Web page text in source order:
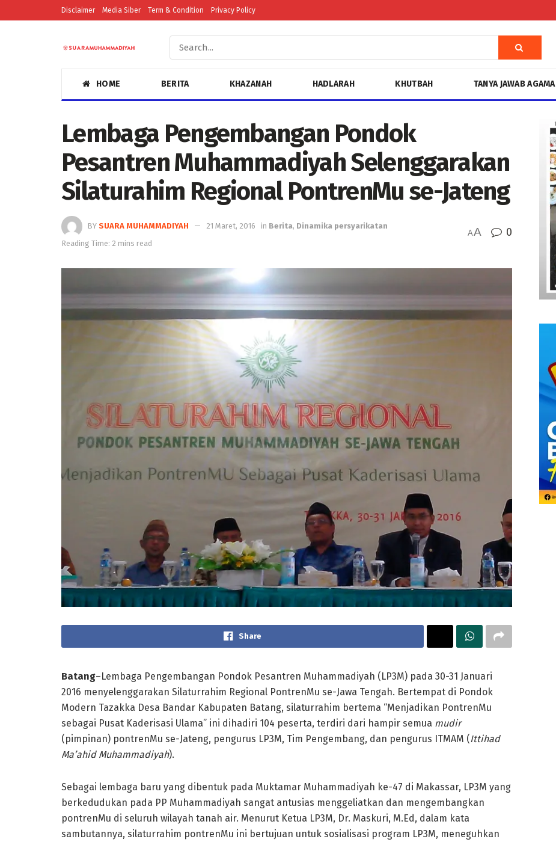
Disclaimer Media Siber Term & Condition Privacy Policy
HOME BERITA KHAZANAH HADLARAH KHUTBAH TANYA JAWAB AGAMA
Lembaga Pengembangan Pondok
Pesantren Muhammadiyah Selenggarakan
Silaturahim Regional PontrenMu se-Jateng
BY SUARA MUHAMMADIYAH 21 Maret, 2016 in Berita, Dinamika persyarikatan
Reading Time: 2 mins read
AA 0
Share
Batang–Lembaga Pengembangan Pondok Pesantren Muhammadiyah (LP3M) pada 30-31 Januari
2016 menyelenggarakan Silaturrahim Regional PontrenMu se-Jawa Tengah. Bertempat di Pondok
Modern Tazakka Desa Bandar Kabupaten Batang, silaturrahim bertema “Menjadikan PontrenMu
sebagai Pusat Kaderisasi Ulama” ini dihadiri 104 peserta, terdiri dari hampir semua mudir
(pimpinan) pontrenMu se-Jateng, pengurus LP3M, Tim Pengembang, dan pengurus ITMAM (Ittihad
Ma’ahid Muhammadiyah).
Sebagai lembaga baru yang dibentuk pada Muktamar Muhammadiyah ke-47 di Makassar, LP3M yang
berkedudukan pada PP Muhammadiyah sangat antusias menggeliatkan dan mengembangkan
pontrenMu di seluruh wilayah tanah air. Menurut Ketua LP3M, Dr. Maskuri, M.Ed, dalam kata
sambutannya, silaturrahim pontrenMu ini bertujuan untuk sosialisasi program LP3M, meneguhkan